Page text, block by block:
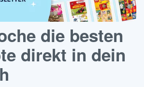
die besten
direkt in dein